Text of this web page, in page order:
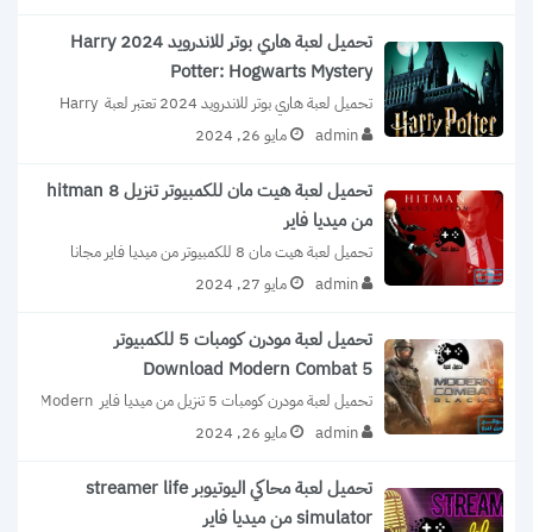
تحميل لعبة هاري بوتر للاندرويد 2024 Harry
Potter: Hogwarts Mystery
تحميل لعبة هاري بوتر للاندرويد 2024 تعتبر لعبة Harry
Potter: Hogwarts Mystery واحدة من...
admin مايو 26, 2024
تحميل لعبة هيت مان للكمبيوتر تنزيل 8 hitman
من ميديا فاير
برابط مباشر مضغوطة الاصدار...
admin مايو 27, 2024
تحميل لعبة مودرن كومبات 5 للكمبيوتر
Download Modern Combat 5
تحميل لعبة مودرن كومبات 5 تنزيل من ميديا فاير Modern
Combat 5 للكمبيوتر حمل...
admin مايو 26, 2024
تحميل لعبة محاكي اليوتيوبر streamer life
simulator من ميديا فاير